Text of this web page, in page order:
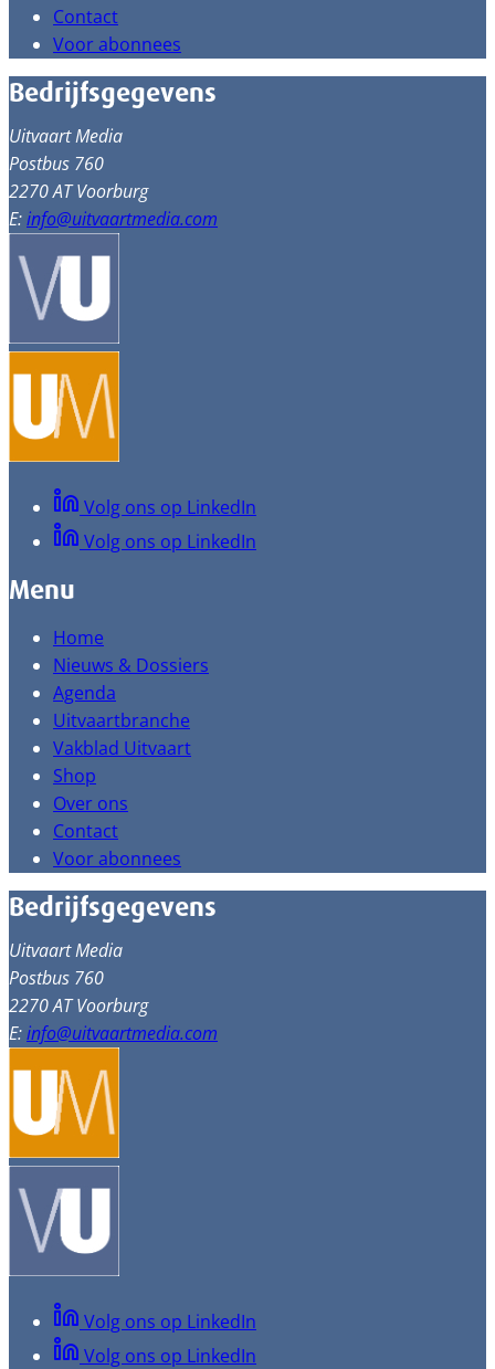
Contact
Voor abonnees
Bedrijfsgegevens
Uitvaart Media
Postbus 760
2270 AT Voorburg
E:info@uitvaartmedia.com
Volg ons op LinkedIn
Volg ons op LinkedIn
Menu
Home
Nieuws & Dossiers
Agenda
Uitvaartbranche
Vakblad Uitvaart
Shop
Over ons
Contact
Voor abonnees
Bedrijfsgegevens
Uitvaart Media
Postbus 760
2270 AT Voorburg
E:info@uitvaartmedia.com
Volg ons op LinkedIn
Volg ons op LinkedIn